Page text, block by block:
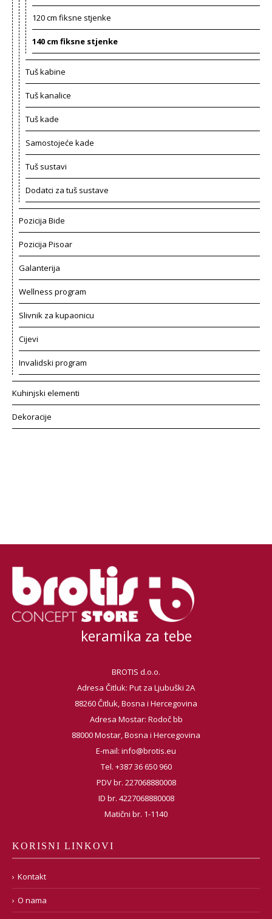
120 cm fiksne stjenke
140 cm fiksne stjenke
Tuš kabine
Tuš kanalice
Tuš kade
Samostojeće kade
Tuš sustavi
Dodatci za tuš sustave
Pozicija Bide
Pozicija Pisoar
Galanterija
Wellness program
Slivnik za kupaonicu
Cijevi
Invalidski program
Kuhinjski elementi
Dekoracije
keramika za tebe
BROTIS d.o.o.
Adresa Čitluk: Put za Ljubuški 2A
88260 Čitluk, Bosna i Hercegovina
Adresa Mostar: Rodoč bb
88000 Mostar, Bosna i Hercegovina
E-mail: info@brotis.eu
Tel. +387 36 650 960
PDV br. 227068880008
ID br. 4227068880008
Matični br. 1-1140
KORISNI LINKOVI
Kontakt
O nama